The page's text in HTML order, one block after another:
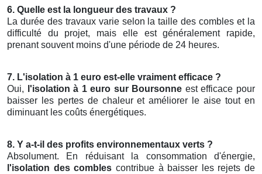
6. Quelle est la longueur des travaux ?
La durée des travaux varie selon la taille des combles et la
difficulté du projet, mais elle est généralement rapide,
prenant souvent moins d'une période de 24 heures.
7. L'isolation à 1 euro est-elle vraiment efficace ?
Oui,
l'isolation à 1 euro sur Boursonne est efficace pour
baisser les pertes de chaleur et améliorer le aise tout en
diminuant les coûts énergétiques.
8. Y a-t-il des profits environnementaux verts ?
Absolument. En réduisant la consommation d'énergie,
l'isolation des combles contribue à baisser les rejets de